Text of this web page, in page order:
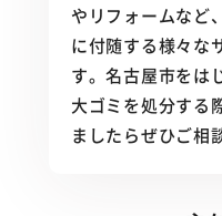
やリフォームなど
に付随する様々な
す。名古屋市をは
大ゴミを処分する
ましたらぜひご相